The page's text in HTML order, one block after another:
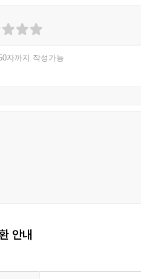
자까지 작성가능
안내